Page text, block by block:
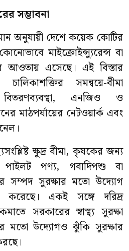
সম্ভাবনা
অনুযায়ী দেশে কয়েক কোটির
মাইক্রোইন্স্যুরেন্স বা
আওতায় এসেছে। এই বিস্তার
সমন্বয়ে-বীমা
এনজিও ও
মাঠপর্যায়ের নেটওয়ার্ক এবং
ক্ষুদ্র বীমা, কৃষকের জন্য
পাইলট পণ্য, গবাদিপশু বা
সম্পদ সুরক্ষার মতো উদ্যোগ
করেছে। একই সঙ্গে দরিদ্র
সরকারের স্বাস্থ্য সুরক্ষা
মতো উদ্যোগও ঝুঁকি সুরক্ষার